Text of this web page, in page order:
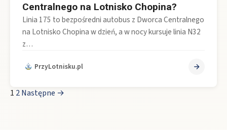
Centralnego na Lotnisko Chopina?
Linia 175 to bezpośredni autobus z Dworca Centralnego
na Lotnisko Chopina w dzień, a w nocy kursuje linia N32
z…
PrzyLotnisku.pl
1 2Następne →